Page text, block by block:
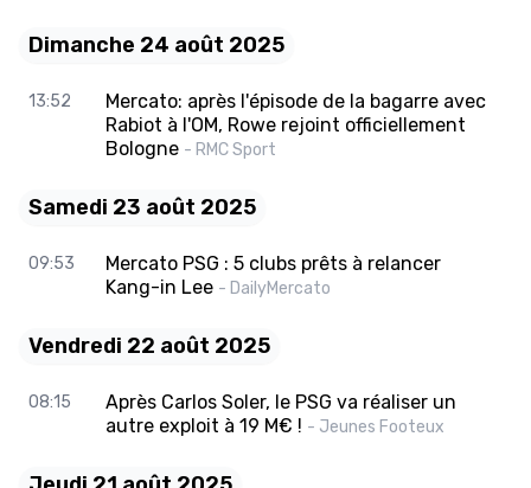
Dimanche 24 août 2025
13:52
Mercato: après l'épisode de la bagarre avec
Rabiot à l'OM, Rowe rejoint officiellement
Bologne - RMC Sport
Samedi 23 août 2025
09:53
Mercato PSG : 5 clubs prêts à relancer
Kang-in Lee - DailyMercato
Vendredi 22 août 2025
08:15
Après Carlos Soler, le PSG va réaliser un
autre exploit à 19 M€ ! - Jeunes Footeux